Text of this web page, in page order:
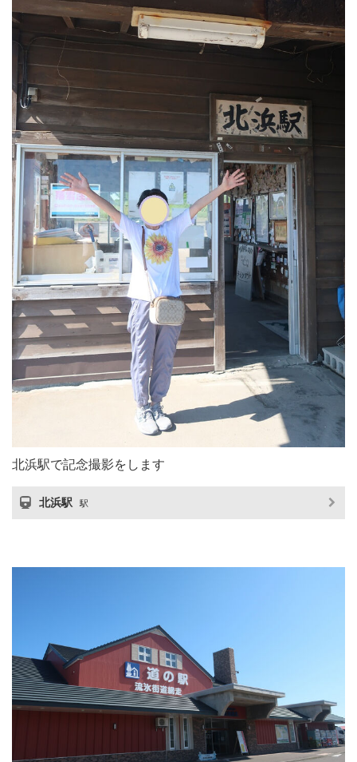
北浜駅で記念撮影をします
北浜駅 駅